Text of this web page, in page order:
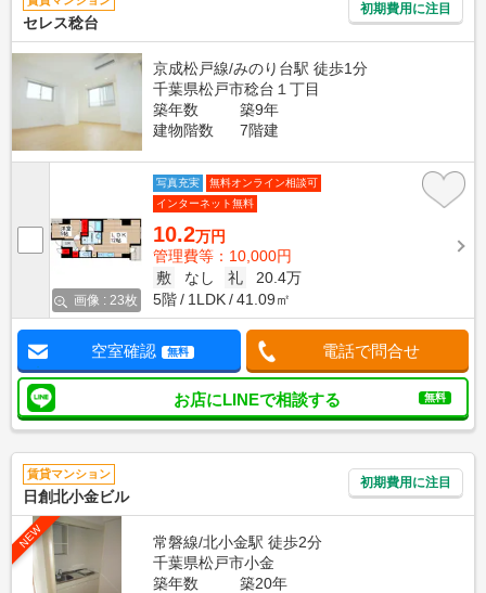
セレス稔台
初期費用に注目
京成松戸線/みのり台駅 徒歩1分
千葉県松戸市稔台１丁目
築年数
築9年
建物階数
7階建
画像 : 23枚
写真充実
無料オンライン相談可
インターネット無料
10.2万円
管理費等：10,000円
敷
なし 礼
20.4万
5階
1LDK 41.09㎡
空室確認 無料 電話で問合せ
お店にLINEで相談する 無料
賃貸マンション
日創北小金ビル
初期費用に注目
NEW
常磐線/北小金駅 徒歩2分
千葉県松戸市小金
築年数
築20年